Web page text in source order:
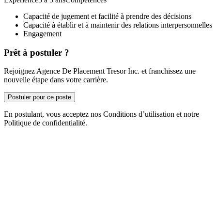
Capacité de jugement et facilité à prendre des décisions
Capacité à établir et à maintenir des relations interpersonnelles
Engagement
Prêt à postuler ?
Rejoignez Agence De Placement Tresor Inc. et franchissez une
nouvelle étape dans votre carrière.
Postuler pour ce poste
En postulant, vous acceptez nos Conditions d’utilisation et notre
Politique de confidentialité.